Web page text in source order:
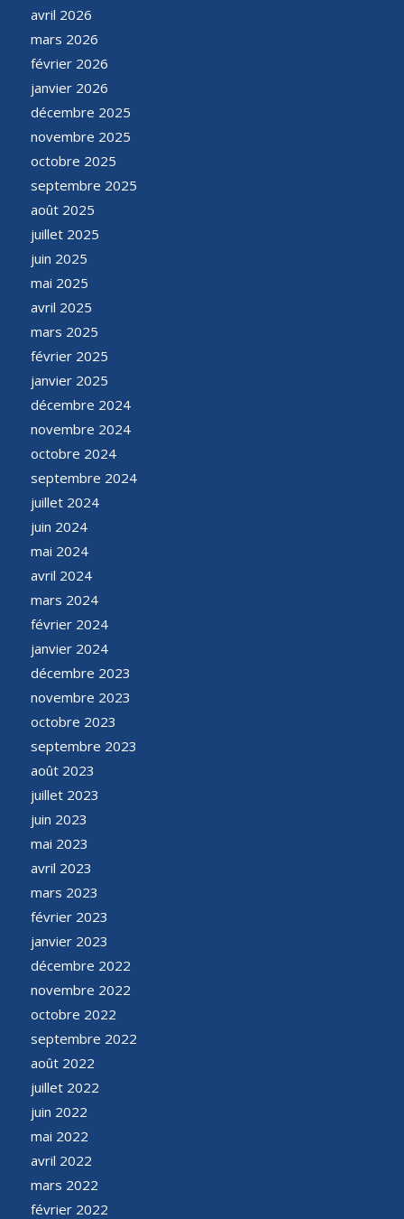
avril 2026
mars 2026
février 2026
janvier 2026
décembre 2025
novembre 2025
octobre 2025
septembre 2025
août 2025
juillet 2025
juin 2025
mai 2025
avril 2025
mars 2025
février 2025
janvier 2025
décembre 2024
novembre 2024
octobre 2024
septembre 2024
juillet 2024
juin 2024
mai 2024
avril 2024
mars 2024
février 2024
janvier 2024
décembre 2023
novembre 2023
octobre 2023
septembre 2023
août 2023
juillet 2023
juin 2023
mai 2023
avril 2023
mars 2023
février 2023
janvier 2023
décembre 2022
novembre 2022
octobre 2022
septembre 2022
août 2022
juillet 2022
juin 2022
mai 2022
avril 2022
mars 2022
février 2022